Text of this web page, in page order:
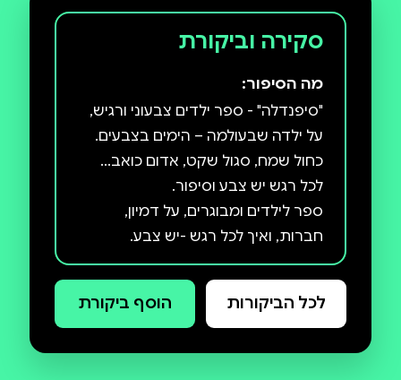
סקירה וביקורת
מה הסיפור:
"סיפנדלה" - ספר ילדים צבעוני ורגיש,
כחול שמח, סגול שקט, אדום כואב...
ספר לילדים ומבוגרים, על דמיון,
בשפה פשוטה ודימויים עשירים, לגילאי
לכל הביקורות הוסף ביקורת